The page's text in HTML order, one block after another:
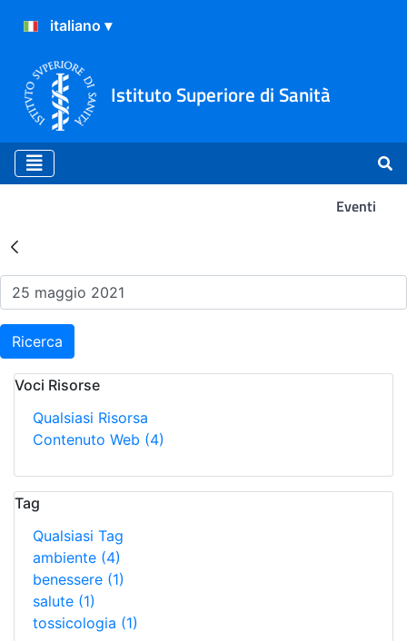
Istituto Superiore di Sanità
Eventi
Risultati della Ricerca -
Ricerca
Voci Risorse
Qualsiasi Risorsa
Contenuto Web (4)
Tag
Qualsiasi Tag
ambiente (4)
benessere (1)
salute (1)
tossicologia (1)